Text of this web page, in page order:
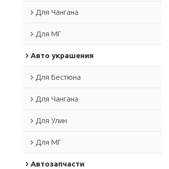
Для Чангана
Для МГ
Авто украшения
Для Бестюна
Для Чангана
Для Улин
Для МГ
Автозапчасти